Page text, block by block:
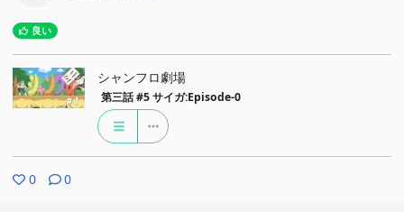
良い
シャンフロ劇場
第三話 #5 サイガ:Episode-0
0 0